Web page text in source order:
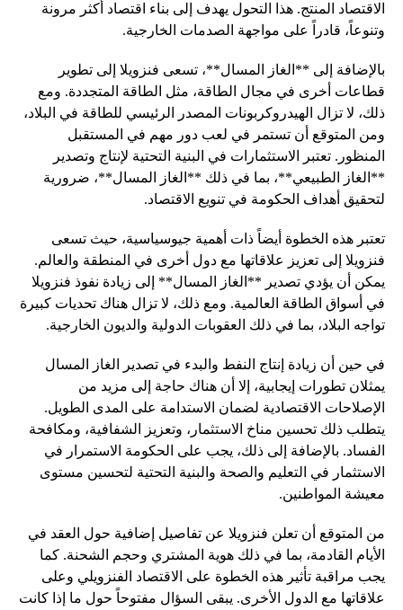
الاقتصاد المنتج. هذا التحول يهدف إلى بناء اقتصاد أكثر مرونة
وتنوعاً، قادراً على مواجهة الصدمات الخارجية.
بالإضافة إلى **الغاز المسال**، تسعى فنزويلا إلى تطوير
قطاعات أخرى في مجال الطاقة، مثل الطاقة المتجددة. ومع
ذلك، لا تزال الهيدروكربونات المصدر الرئيسي للطاقة في البلاد،
ومن المتوقع أن تستمر في لعب دور مهم في المستقبل
المنظور. تعتبر الاستثمارات في البنية التحتية لإنتاج وتصدير
**الغاز الطبيعي**، بما في ذلك **الغاز المسال**، ضرورية
لتحقيق أهداف الحكومة في تنويع الاقتصاد.
تعتبر هذه الخطوة أيضاً ذات أهمية جيوسياسية، حيث تسعى
فنزويلا إلى تعزيز علاقاتها مع دول أخرى في المنطقة والعالم.
يمكن أن يؤدي تصدير **الغاز المسال** إلى زيادة نفوذ فنزويلا
في أسواق الطاقة العالمية. ومع ذلك، لا تزال هناك تحديات كبيرة
تواجه البلاد، بما في ذلك العقوبات الدولية والديون الخارجية.
في حين أن زيادة إنتاج النفط والبدء في تصدير الغاز المسال
يمثلان تطورات إيجابية، إلا أن هناك حاجة إلى مزيد من
الإصلاحات الاقتصادية لضمان الاستدامة على المدى الطويل.
يتطلب ذلك تحسين مناخ الاستثمار، وتعزيز الشفافية، ومكافحة
الفساد. بالإضافة إلى ذلك، يجب على الحكومة الاستمرار في
الاستثمار في التعليم والصحة والبنية التحتية لتحسين مستوى
معيشة المواطنين.
من المتوقع أن تعلن فنزويلا عن تفاصيل إضافية حول العقد في
الأيام القادمة، بما في ذلك هوية المشتري وحجم الشحنة. كما
يجب مراقبة تأثير هذه الخطوة على الاقتصاد الفنزويلي وعلى
علاقاتها مع الدول الأخرى. يبقى السؤال مفتوحاً حول ما إذا كانت